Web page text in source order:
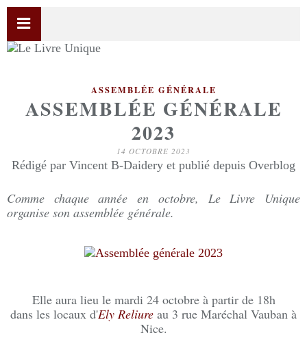
ASSEMBLÉE GÉNÉRALE
ASSEMBLÉE GÉNÉRALE
2023
14 OCTOBRE 2023
Rédigé par Vincent B-Daidery et publié depuis Overblog
Comme chaque année en octobre, Le Livre Unique
organise son assemblée générale.
Elle aura lieu le mardi 24 octobre à partir de 18h
dans les locaux d'Ely Reliure au 3 rue Maréchal Vauban à
Nice.